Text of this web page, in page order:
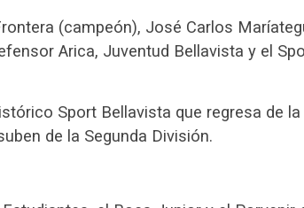
(campeón), José Carlos
Arica, Juventud Bellavista y el
Sport Bellavista que regresa de
de la Segunda División.